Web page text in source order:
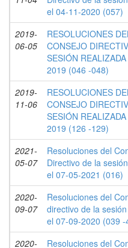
el 04-11-2020 (057)
2019-
06-05
RESOLUCIONES
CONSEJO
SESIÓN
2019 (046 -048)
2019-
11-06
RESOLUCIONES
CONSEJO
SESIÓN
2019 (126 -129)
2021-
05-07
Resoluciones del
Directivo de la
el 07-05-2021 (016)
2020-
09-07
Resoluciones del
directivo de la
el 07-09-2020 (039 -
2020-
Resoluciones del